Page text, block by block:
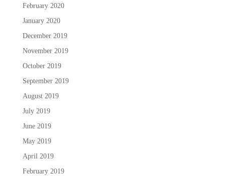
February 2020
January 2020
December 2019
November 2019
October 2019
September 2019
August 2019
July 2019
June 2019
May 2019
April 2019
February 2019